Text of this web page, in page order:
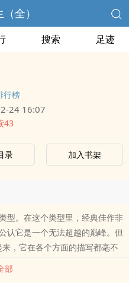
全）
搜索 足迹
行榜
24 16:07
43
录 加入书架
。在这个类型里，经典佳作非
认它是一个无法超越的巅峰。但
，它在各个方面的描写都毫不
，又超越了前者太多太多。 这
大luanjiao带来的强烈感官刺
部